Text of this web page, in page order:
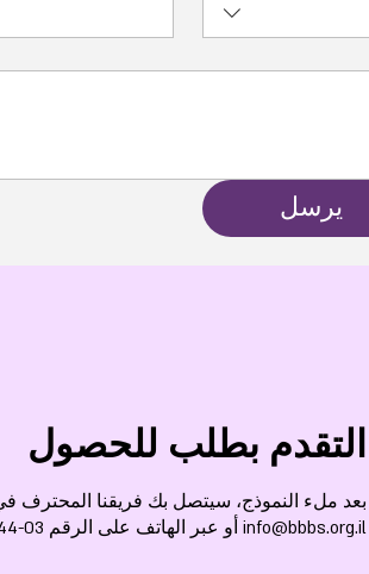
يرسل
التقدم بطلب للحصول
بعد ملء النموذج، سيتصل بك فريقنا المحترف
info@bbbs.org.ilأو عبر الهاتف على الرقم 03-7448744